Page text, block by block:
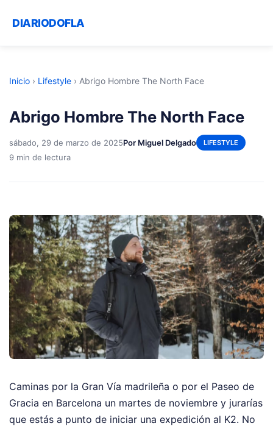
DIARIODOFLA
Inicio › Lifestyle › Abrigo Hombre The North Face
Abrigo Hombre The North Face
sábado, 29 de marzo de 2025Por Miguel Delgado LIFESTYLE
9 min de lectura
Caminas por la Gran Vía madrileña o por el Paseo de
Gracia en Barcelona un martes de noviembre y jurarías
que estás a punto de iniciar una expedición al K2. No